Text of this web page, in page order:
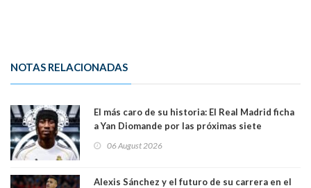
NOTAS RELACIONADAS
El más caro de su historia: El Real Madrid ficha
a Yan Diomande por las próximas siete
06 August 2026
Alexis Sánchez y el futuro de su carrera en el